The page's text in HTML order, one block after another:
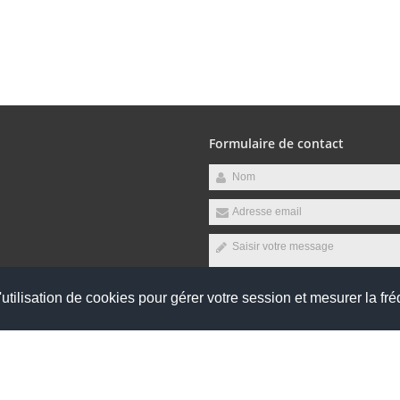
de cookies pour gérer votre session et mesurer la
Vendredi
Formulaire de contact